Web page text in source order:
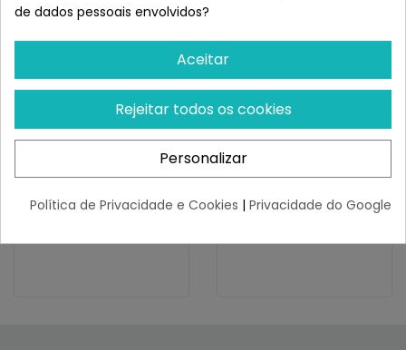
Conejo
de dados pessoais envolvidos?
Aceitar
Rejeitar todos os cookies
Personalizar
Política de Privacidade e Cookies | Privacidade do Google